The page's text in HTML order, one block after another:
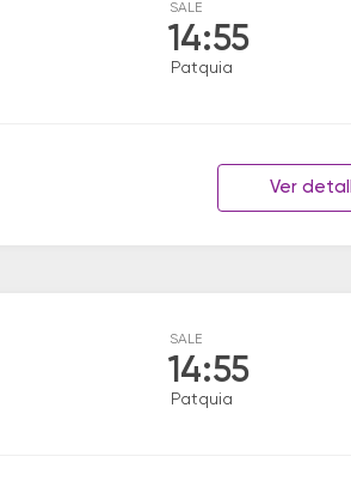
SALE
14:55
Patquia
Ver
SALE
14:55
Patquia